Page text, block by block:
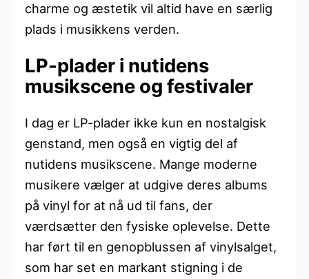
charme og æstetik vil altid have en særlig
plads i musikkens verden.
LP-plader i nutidens
musikscene og festivaler
I dag er LP-plader ikke kun en nostalgisk
genstand, men også en vigtig del af
nutidens musikscene. Mange moderne
musikere vælger at udgive deres albums
på vinyl for at nå ud til fans, der
værdsætter den fysiske oplevelse. Dette
har ført til en genopblussen af vinylsalget,
som har set en markant stigning i de